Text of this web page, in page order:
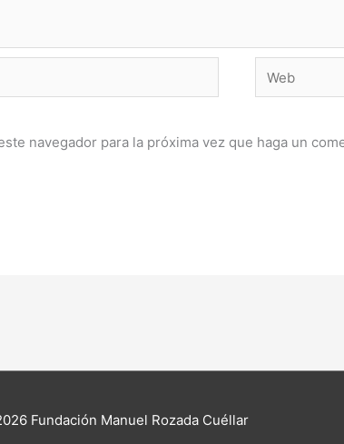
Web
navegador para la próxima vez que haga un
Fundación Manuel Rozada Cuéllar